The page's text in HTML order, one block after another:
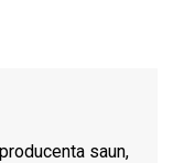
saun,